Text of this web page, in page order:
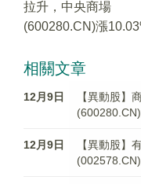
拉升，中央商場
(600280.CN)漲
相關文章
12月9日
【異動股】
12月9日
【異動股】